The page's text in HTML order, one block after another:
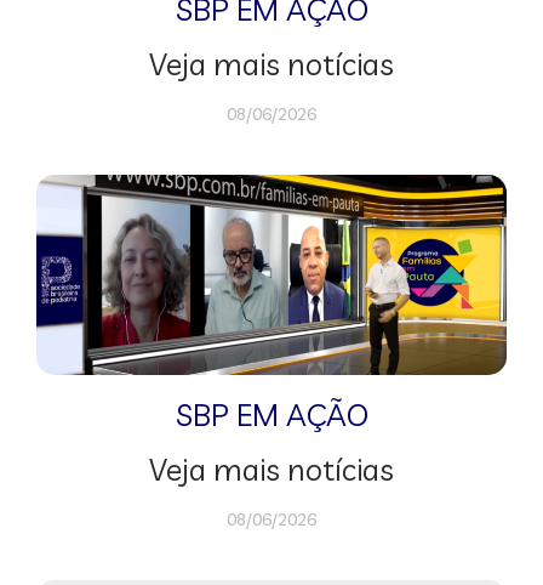
SBP EM AÇÃO
Veja mais notícias
08/06/2026
SBP EM AÇÃO
Veja mais notícias
08/06/2026